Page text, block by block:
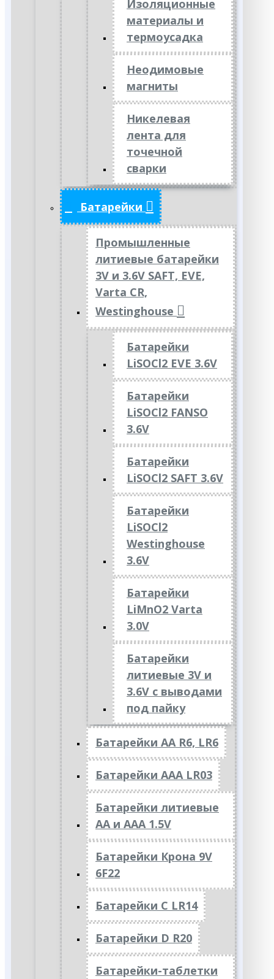
Изоляционные
материалы и
термоусадка
Неодимовые
магниты
Никелевая
лента для
точечной
сварки
Батарейки
Промышленные
литиевые батарейки
3V и 3.6V SAFT, EVE,
Varta CR,
Westinghouse
Батарейки
LiSOCl2 EVE 3.6V
Батарейки
LiSOCl2 FANSO
3.6V
Батарейки
LiSOCl2 SAFT 3.6V
Батарейки
LiSOCl2
Westinghouse
3.6V
Батарейки
LiMnO2 Varta
3.0V
Батарейки
литиевые 3V и
3.6V с выводами
под пайку
Батарейки АА R6, LR6
Батарейки АAА LR03
Батарейки литиевые
АА и ААА 1.5V
Батарейки Крона 9V
6F22
Батарейки C LR14
Батарейки D R20
Батарейки-таблетки